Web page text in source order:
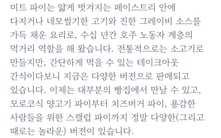
미트 파이는 얇게 벗겨지는 페이스트리 안에
다지거나 네모썰기한 고기와 진한 그레이비 소스를
가득 채운 요리로, 수십 년간 호주 노동자 계층의
먹거리 역할을 해 왔습니다. 전통적으로는 소고기로
만들지만, 간단하게 먹을 수 있는 테이크아웃
간식이다보니 지금은 다양한 버전으로 판매되고
있습니다. 이제는 대부분의 빵집에서 만날 수 있고,
모로코식 양고기 파이부터 치즈버거 파이, 용감한
사람들을 위한 스캘럽 파이까지 정말 다양한(그리고
때로는 놀라운) 버전이 있습니다.